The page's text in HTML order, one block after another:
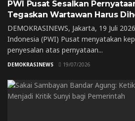
PWI Pusat Sesalkan
Tegaskan Wartawan Harus
DEMOKRASINEWS, Jakarta, 19 Juli
Indonesia (PWI) Pusat menyatakan
penyesalan atas pernyataan...
DEMOKRASINEWS 19/07/2026